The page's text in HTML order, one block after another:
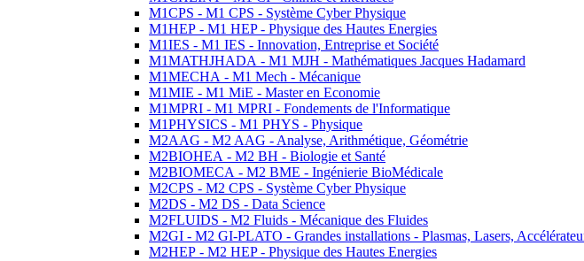
M1CPS - M1 CPS - Système Cyber Physique
M1HEP - M1 HEP - Physique des Hautes Energies
M1IES - M1 IES - Innovation, Entreprise et Société
M1MATHJHADA - M1 MJH - Mathématiques Jacques Hadamard
M1MECHA - M1 Mech - Mécanique
M1MIE - M1 MiE - Master en Economie
M1MPRI - M1 MPRI - Fondements de l'Informatique
M1PHYSICS - M1 PHYS - Physique
M2AAG - M2 AAG - Analyse, Arithmétique, Géométrie
M2BIOHEA - M2 BH - Biologie et Santé
M2BIOMECA - M2 BME - Ingénierie BioMédicale
M2CPS - M2 CPS - Système Cyber Physique
M2DS - M2 DS - Data Science
M2FLUIDS - M2 Fluids - Mécanique des Fluides
M2GI - M2 GI-PLATO - Grandes installations - Plasmas, Lasers,
M2HEP - M2 HEP - Physique des Hautes Energies